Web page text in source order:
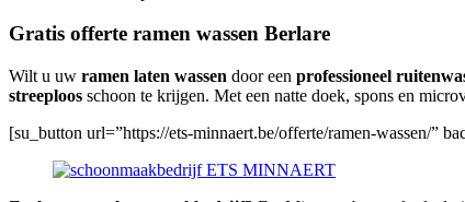
Gratis offerte ramen wassen Berlare
Wilt u uw ramen laten wassen door een professioneel
streeploos schoon te krijgen. Met een natte doek, spons en
[su_button url=”https://ets-minnaert.be/offerte/ramen-wassen/”